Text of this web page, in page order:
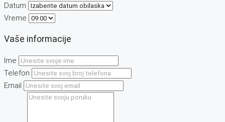
Datum
Vreme
Vaše informacije
Ime
Telefon
Email